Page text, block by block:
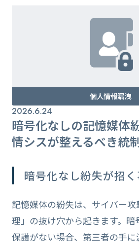
個人情報漏洩
2026.6.24
暗号化なしの記憶媒体
情シスが整えるべき統
暗号化なし紛失が招
記憶媒体の紛失は、サイバー
理」の抜け穴から起きます。暗
保護がない場合、第三者の手